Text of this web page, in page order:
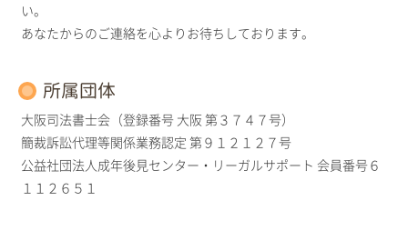
い。
あなたからのご連絡を心よりお待ちしております。
所属団体
大阪司法書士会（登録番号 大阪 第３７４７号）
簡裁訴訟代理等関係業務認定 第９１２１２７号
公益社団法人成年後見センター・リーガルサポート 会員番号６
１１２６５１